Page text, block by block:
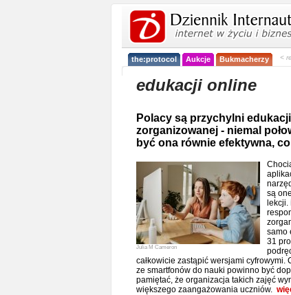
the:protocol Aukcje Bukmacherzy <
edukacji online
Polacy są przychylni
zorganizowanej - niemal
być ona równie efektywna,
Julia M Cameron
są
lekcji.
samo
31
całkowicie zastąpić wersjami cyfrowymi.
ze smartfonów do nauki powinno być
pamiętać, że organizacja takich zajęć
większego zaangażowania uczniów.